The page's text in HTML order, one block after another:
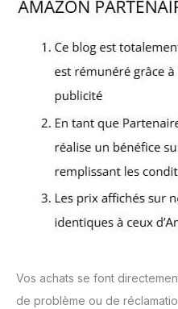
Vos achats se font
de problème ou de